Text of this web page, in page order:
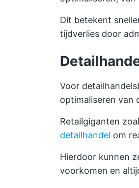
Dit betekent
tijdverlies door
Voor
optimaliseren van
Retailgiganten
detailhandel om
Hierdoor kunnen
voorkomen en